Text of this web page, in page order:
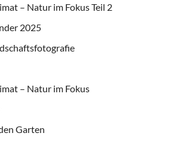
– Natur im Fokus Teil 2
2025
– Natur im Fokus
Garten